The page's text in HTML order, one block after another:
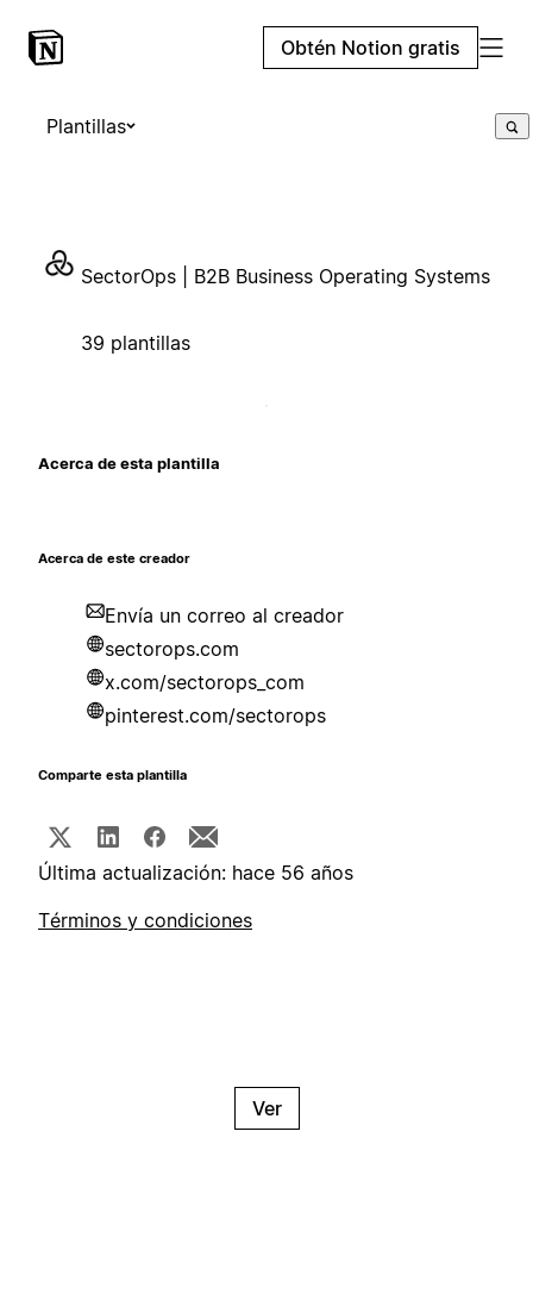
Obtén Notion gratis
Plantillas
SectorOps | B2B Business Operating Systems
39 plantillas
Acerca de esta plantilla
Acerca de este creador
Envía un correo al creador
sectorops.com
x.com/sectorops_com
pinterest.com/sectorops
Comparte esta plantilla
Última actualización: hace 56 años
Términos y condiciones
Ver